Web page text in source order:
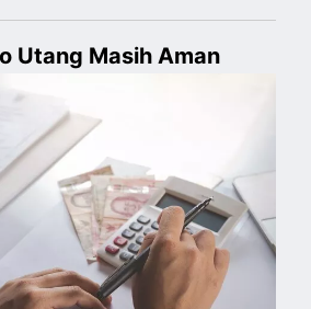
Utang Masih Aman